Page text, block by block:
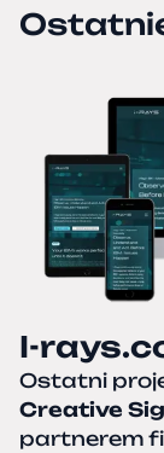
I-
Ostatni
Creative
partnerem